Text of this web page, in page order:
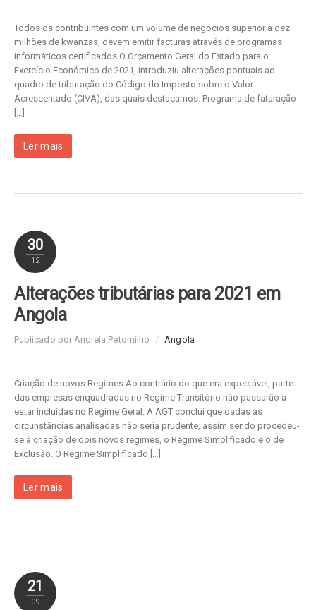
Todos os contribuintes com um volume de negócios superior a dez
milhões de kwanzas, devem emitir facturas através de programas
informáticos certificados O Orçamento Geral do Estado para o
Exercício Económico de 2021, introduziu alterações pontuais ao
quadro de tributação do Código do Imposto sobre o Valor
Acrescentado (CIVA), das quais destacamos. Programa de faturação
[…]
Ler mais
30
12
Alterações tributárias para 2021 em
Angola
Publicado por Andreia Petornilho / Angola
Criação de novos Regimes Ao contrário do que era expectável, parte
das empresas enquadradas no Regime Transitório não passarão a
estar incluídas no Regime Geral. A AGT conclui que dadas as
circunstâncias analisadas não seria prudente, assim sendo procedeu-
se à criação de dois novos regimes, o Regime Simplificado e o de
Exclusão. O Regime Simplificado […]
Ler mais
21
09